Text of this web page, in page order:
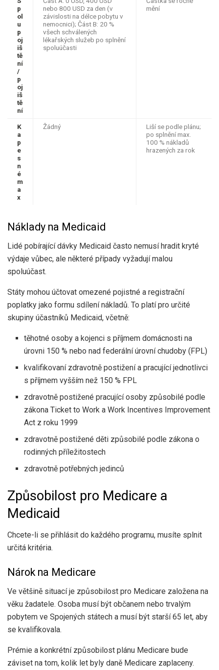
p
ol
u
p
oj
iš
tě
ní
/
p
oj
iš
tě
ní
nebo 800 USD za den (v
závislosti na délce pobytu v
nemocnici); Část B: 20 ​​%
všech schválených
lékařských služeb po splnění
spoluúčasti
mění
K
a
p
e
s
n
é
m
a
x
Žádný
Liší se podle plánu;
po splnění max.
100 % nákladů
hrazených za rok
Náklady na Medicaid
Lidé pobírající dávky Medicaid často nemusí hradit kryté
výdaje vůbec, ale některé případy vyžadují malou
spoluúčast.
Státy mohou účtovat omezené pojistné a registrační
poplatky jako formu sdílení nákladů. To platí pro určité
skupiny účastníků Medicaid, včetně:
těhotné osoby a kojenci s příjmem domácnosti na
úrovni 150 % nebo nad federální úrovní chudoby (FPL)
kvalifikovaní zdravotně postižení a pracující jednotlivci
s příjmem vyšším než 150 % FPL
zdravotně postižené pracující osoby způsobilé podle
zákona Ticket to Work a Work Incentives Improvement
Act z roku 1999
zdravotně postižené děti způsobilé podle zákona o
rodinných příležitostech
zdravotně potřebných jedinců
Způsobilost pro Medicare a
Medicaid
Chcete-li se přihlásit do každého programu, musíte splnit
určitá kritéria.
Nárok na Medicare
Ve většině situací je způsobilost pro Medicare založena na
věku žadatele. Osoba musí být občanem nebo trvalým
pobytem ve Spojených státech a musí být starší 65 let, aby
se kvalifikovala.
Prémie a konkrétní způsobilost plánu Medicare bude
záviset na tom, kolik let byly daně Medicare zaplaceny.